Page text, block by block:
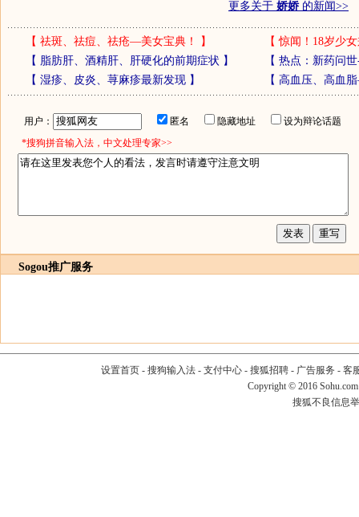
更多关于 娇娇的新闻>>
【 祛斑、祛痘、祛疮—美女宝典！ 】 【惊闻！18岁少
【 脂肪肝、酒精肝、肝硬化的前期症状 】 【 热点：新药问
【 湿疹、皮炎、荨麻疹最新发现】 【 高血压、高血
用户： 匿名 隐藏地址
设为辩论话题
*搜狗拼音输入法，中文处理专家>>
Sogou推广服务
设置首页- 搜狗输入法- 支付中心- 搜狐招聘- 广告服务 - 客
Copyright © 2016
搜狐不良信息